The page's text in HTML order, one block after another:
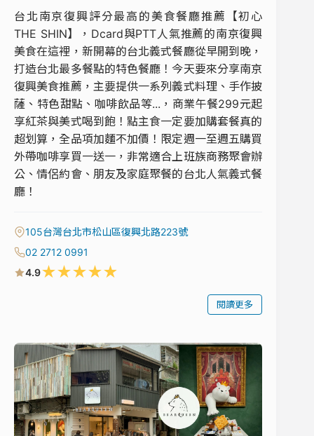
台北南京復興評分最高的美食餐廳推薦【初心
THE SHIN】，Dcard與PTT人氣推薦的南京復興
美食在這裡，新開幕的台北義式餐廳從早開到晚，
打造台北最多餐點的特色餐廳！今天要來分享南京
復興美食推薦，主要提供一系列義式料理、手作披
薩、特色甜點、咖啡飲品等...，商業午餐299元起
享紅茶與美式喝到飽！點主食一定要加購套餐真的
超划算，全品項加麵不加價！限定週一至週五購買
外帶咖啡享買一送一，非常適合上班族商務聚會辦
公、情侶約會、朋友及家庭聚餐的台北人氣義式餐
廳！
105台灣台北市松山區復興北路223號
02 2712 0991
4.9★★★★★
閱讀更多